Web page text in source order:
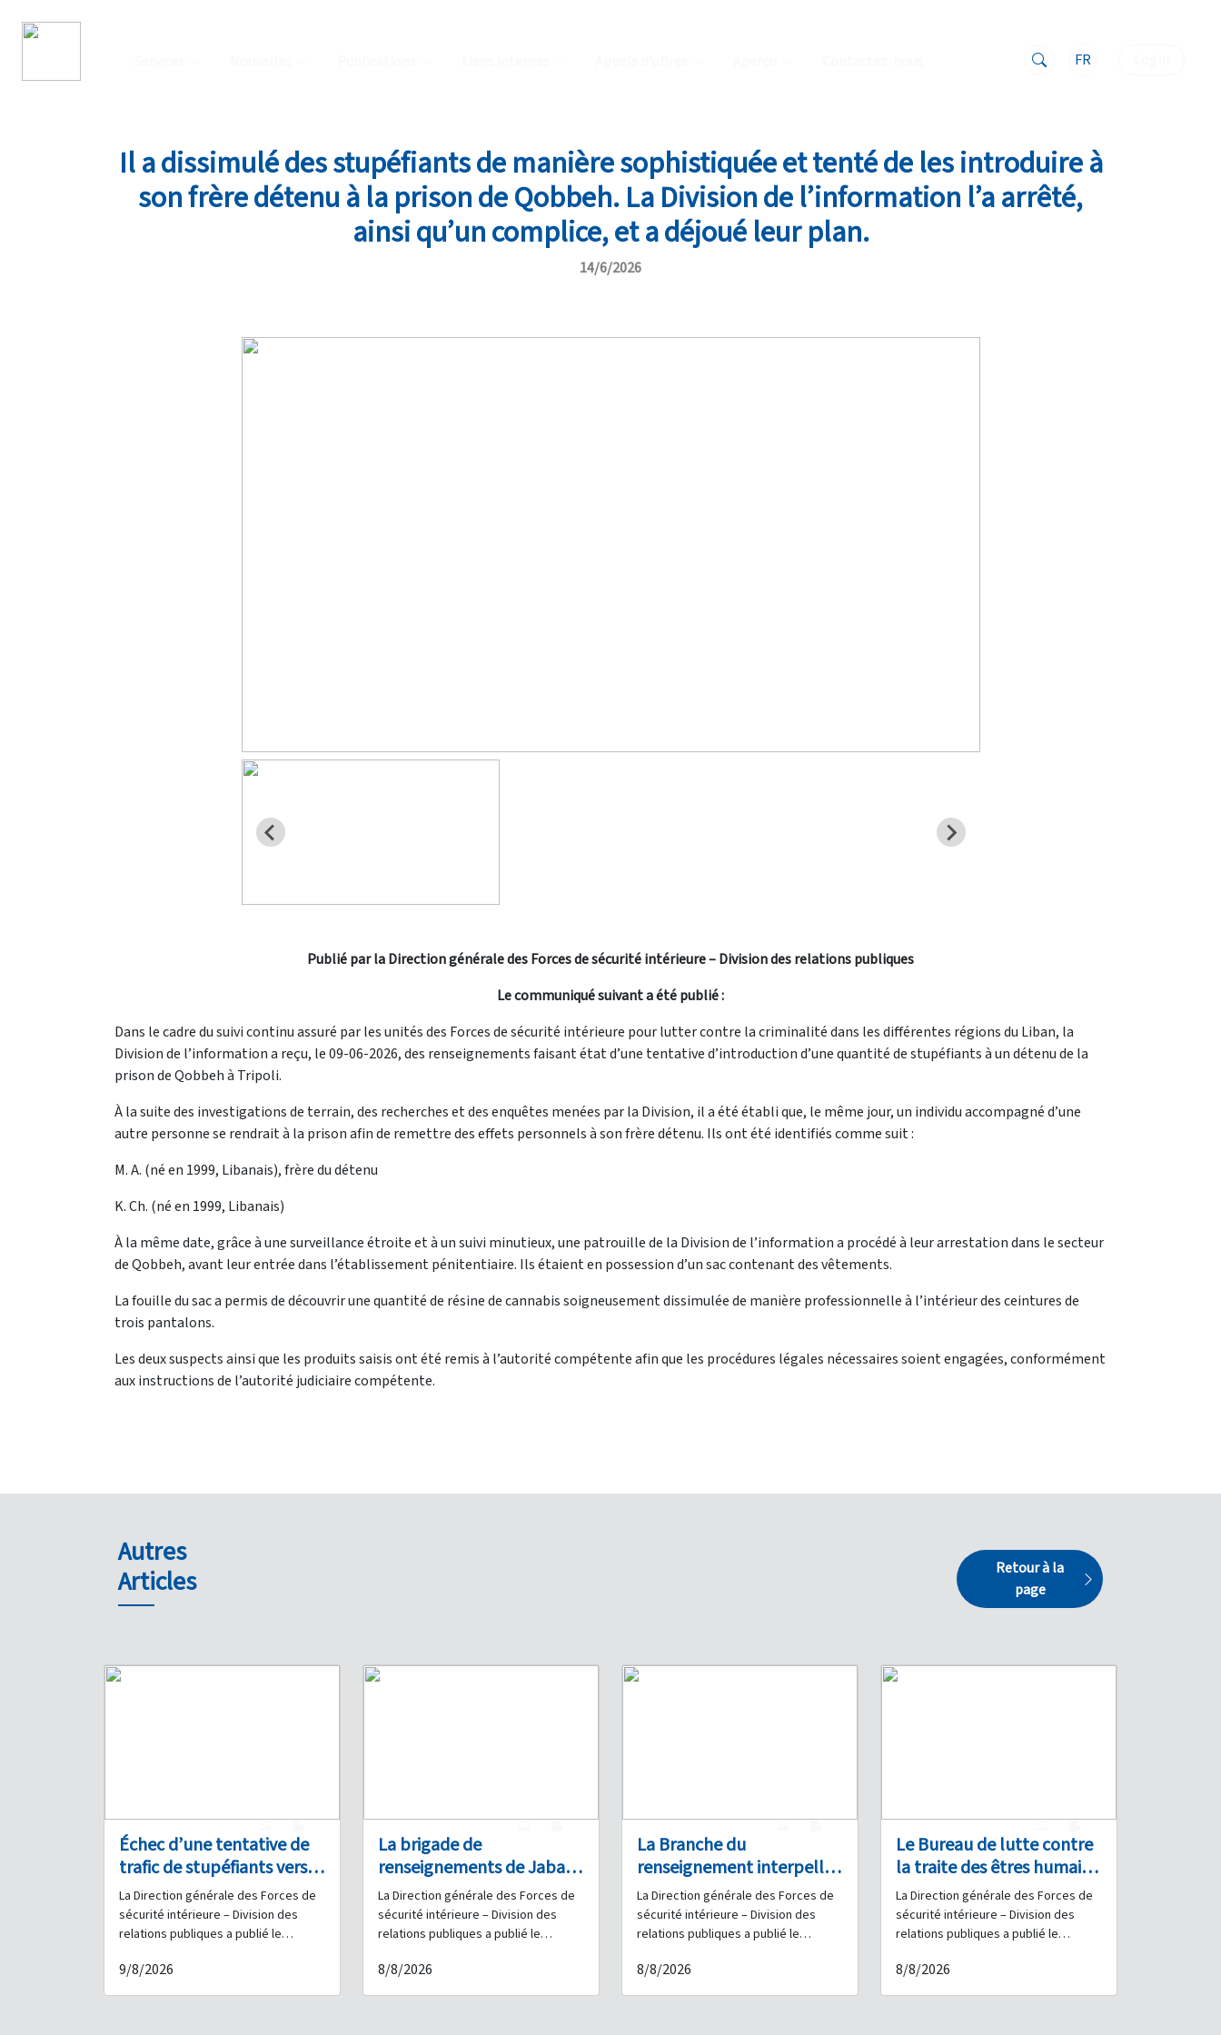
FR
Il a dissimulé des stupéfiants de manière sophistiquée et tenté de les introduire à
son frère détenu à la prison de Qobbeh. La Division de l’information l’a arrêté,
ainsi qu’un complice, et a déjoué leur plan.
14/6/2026
Publié par la Direction générale des Forces de sécurité intérieure – Division des relations publiques
Le communiqué suivant a été publié :
Dans le cadre du suivi continu assuré par les unités des Forces de sécurité intérieure pour lutter contre la criminalité dans les différentes régions du Liban, la
Division de l’information a reçu, le 09-06-2026, des renseignements faisant état d’une tentative d’introduction d’une quantité de stupéfiants à un détenu de la
prison de Qobbeh à Tripoli.
À la suite des investigations de terrain, des recherches et des enquêtes menées par la Division, il a été établi que, le même jour, un individu accompagné d’une
autre personne se rendrait à la prison afin de remettre des effets personnels à son frère détenu. Ils ont été identifiés comme suit :
M. A. (né en 1999, Libanais), frère du détenu
K. Ch. (né en 1999, Libanais)
À la même date, grâce à une surveillance étroite et à un suivi minutieux, une patrouille de la Division de l’information a procédé à leur arrestation dans le secteur
de Qobbeh, avant leur entrée dans l’établissement pénitentiaire. Ils étaient en possession d’un sac contenant des vêtements.
La fouille du sac a permis de découvrir une quantité de résine de cannabis soigneusement dissimulée de manière professionnelle à l’intérieur des ceintures de
trois pantalons.
Les deux suspects ainsi que les produits saisis ont été remis à l’autorité compétente afin que les procédures légales nécessaires soient engagées, conformément
aux instructions de l’autorité judiciaire compétente.
Autres
Articles
Retour à la
page
Échec d’une tentative de
trafic de stupéfiants vers
l’Arabie saoudite
La Direction générale des Forces de
sécurité intérieure – Division des
relations publiques a publié le
des efforts continus déployés par les
Forces de sécurité intérieure pour
9/8/2026
La brigade de
renseignements de Jabal
Liban interpelle un couple
à Jounieh pour trafic de
stupéfiants et saisit une
quantité de drogue
La Direction générale des Forces de
sécurité intérieure – Division des
relations publiques a publié le
des efforts continus déployés par les
Forces de sécurité intérieure pour
8/8/2026
La Branche du
renseignement interpelle
à Aley un individu
recherché pour vols et
mise en circulation de
fausse monnaie
La Direction générale des Forces de
sécurité intérieure – Division des
relations publiques a publié le
des efforts quotidiens déployés par
les Forces de sécurité intérieure
8/8/2026
Le Bureau de lutte contre
la traite des êtres humains
et de protection des
mœurs démantèle deux
réseaux organisés de
prostitution à Hamra et
interpelle les personnes
La Direction générale des Forces de
sécurité intérieure – Division des
relations publiques a publié le
des efforts continus déployés par les
Forces de sécurité intérieure pour
8/8/2026